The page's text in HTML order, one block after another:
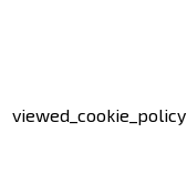
viewed_cookie_policy